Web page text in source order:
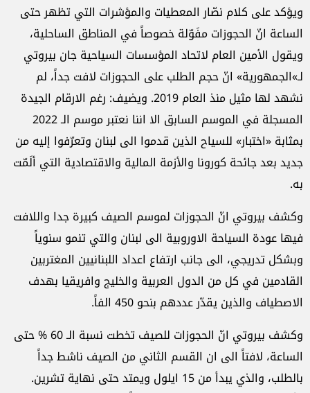
ويؤكد على كلام نصّار المعطيات والمؤشرات التي تظهر حتى
الساعة انّ الحجوزات مفَوّلة خصوصاً في المناطق الساحلية،
ويقول الأمين العام لاتحاد المؤسسات السياحية جان بيروتي
لـ»الجمهورية» انّ حجم الطلب على الحجوزات لافت جداً، لم
نشهد لها مثيل منذ العام 2019. ويضيف: رغم الارقام الجيدة
المسجلة في الموسم السابق الا اننا نعتبر موسم الـ 2022
بمثابة «اختبار» للسياح الذين قدموا الى لبنان وتعرّفوا إليه من
جديد بعد جائحة كورونا والأزمة المالية والاقتصادية التي ألَمّت
به.
وكشف بيروتي انّ الحجوزات لموسم الصيف كبيرة جدا واللافت
فيها عودة السياحة الاوروبية الى لبنان والتي تنمو سنوياً
وبشكل تدريجي، الى جانب ارتفاع اعداد اللبنانيين المغتربين
القادمين في كل من الدول العربية والخليج وافريقيا بهدف
الاصطياف والذين يقدّر عددهم بنحو 450 الفاً.
وكشف بيروتي انّ الحجوزات للصيف تخطت نسبة الـ 60 % حتى
الساعة، لافتاً الى ان القسم الثاني من الصيف ناشط جداً
بالطلب، والذي يبدأ من 15 ايلول ويمتد حتى نهاية تشرين.